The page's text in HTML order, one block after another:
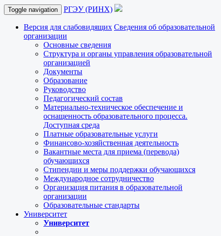
Toggle navigation РГЭУ (РИНХ)
Версия для слабовидящих Сведения об образовательной
организации
Основные сведения
Структура и органы управления образовательной
организацией
Документы
Образование
Руководство
Педагогический состав
Материально-техническое обеспечение и
оснащенность образовательного процесса.
Доступная среда
Платные образовательные услуги
Финансово-хозяйственная деятельность
Вакантные места для приема (перевода)
обучающихся
Стипендии и меры поддержки обучающихся
Международное сотрудничество
Организация питания в образовательной
организации
Образовательные стандарты
Университет
Университет